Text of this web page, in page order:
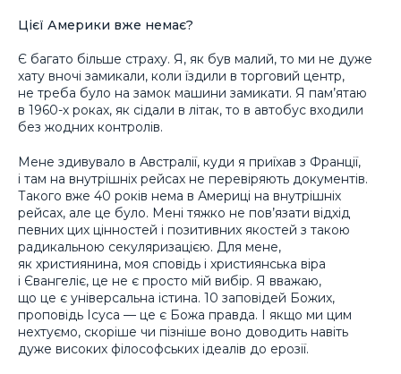
Цієї Америки вже немає?
Є багато більше страху. Я, як був малий, то ми не дуже
хату вночі замикали, коли їздили в торговий центр,
не треба було на замок машини замикати. Я пам’ятаю
в 1960-х роках, як сідали в літак, то в автобус входили
без жодних контролів.
Мене здивувало в Австралії, куди я приїхав з Франції,
і там на внутрішніх рейсах не перевіряють документів.
Такого вже 40 років нема в Америці на внутрішніх
рейсах, але це було. Мені тяжко не пов’язати відхід
певних цих цінностей і позитивних якостей з такою
радикальною секуляризацією. Для мене,
як християнина, моя сповідь і християнська віра
і Євангеліє, це не є просто мій вибір. Я вважаю,
що це є універсальна істина. 10 заповідей Божих,
проповідь Ісуса — це є Божа правда. І якщо ми цим
нехтуємо, скоріше чи пізніше воно доводить навіть
дуже високих філософських ідеалів до ерозії.